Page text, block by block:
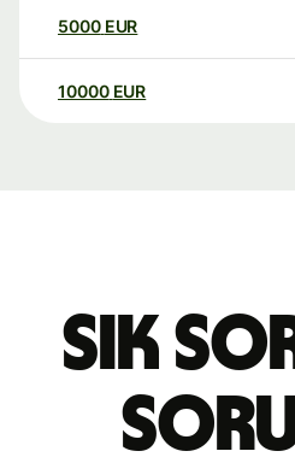
5000 EUR
10000 EUR
Sık